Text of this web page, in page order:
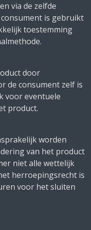
via de zelfde
is gebruikt
toestemming
door
de consument zelf is
voor eventuele
product.
worden
van het product
niet alle wettelijk
herroepingsrecht is
voor het sluiten